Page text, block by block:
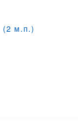
(2 м.п.)